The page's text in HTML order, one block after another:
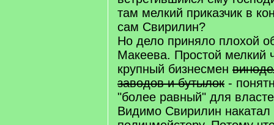
там мелкий приказчик в
сам Свирилин?
Но дело приняло плохой
Макеева. Простой мелкий
крупный бизнесмен
заводов и бутылок -
"более равный" для
Видимо Свирилин накатал